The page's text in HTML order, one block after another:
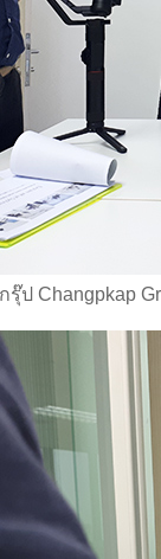
รุ๊ป Changpkap